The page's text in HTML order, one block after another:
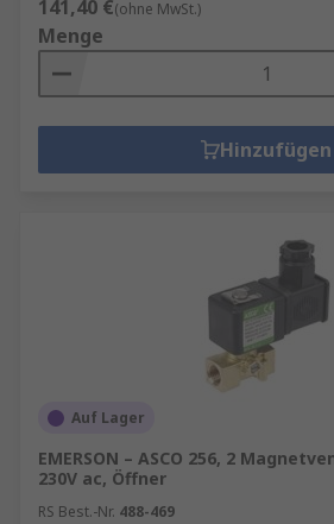
141,40 €(ohne MwSt.)
Menge
Hinzufügen
Auf Lager
EMERSON – ASCO 256, 2
230V ac, Öffner
RS Best.-Nr. 488-469